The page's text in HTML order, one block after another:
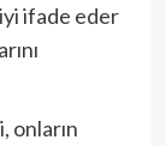
ifade eder
onların